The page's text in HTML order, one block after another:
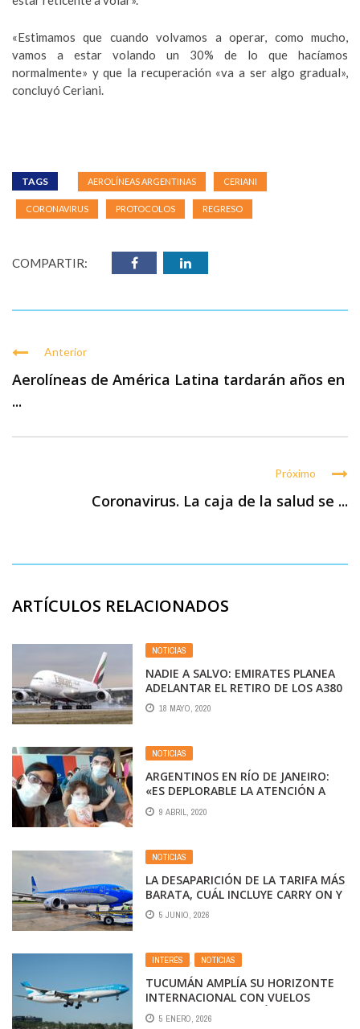
«Estimamos que cuando volvamos a operar, como mucho,
vamos a estar volando un 30% de lo que hacíamos
normalmente» y que la recuperación «va a ser algo gradual»,
concluyó Ceriani.
TAGS AEROLÍNEAS ARGENTINAS CERIANI
CORONAVIRUS PROTOCOLOS REGRESO
COMPARTIR:
Anterior
Aerolíneas de América Latina tardarán años en
...
Próximo
Coronavirus. La caja de la salud se ...
ARTÍCULOS RELACIONADOS
NOTICIAS
NADIE A SALVO: EMIRATES PLANEA
ADELANTAR EL RETIRO DE LOS A380
Y DESPEDIR 30.000
18 MAYO, 2020
NOTICIAS
ARGENTINOS EN RÍO DE JANEIRO:
«ES DEPLORABLE LA ATENCIÓN A
LOS VARADOS, ES ‘ARREGLATE
COMO PUEDAS’
9 ABRIL, 2020
NOTICIAS
LA DESAPARICIÓN DE LA TARIFA MÁS
BARATA, CUÁL INCLUYE CARRY ON Y
CÓMO QUEDARON LOS PASAJES DE
AEROLÍNEAS ARGENTINAS
5 JUNIO, 2026
INTERÉS , NOTICIAS
TUCUMÁN AMPLÍA SU HORIZONTE
INTERNACIONAL CON VUELOS
DIRECTOS A FLORIANÓPOLIS
5 ENERO, 2026